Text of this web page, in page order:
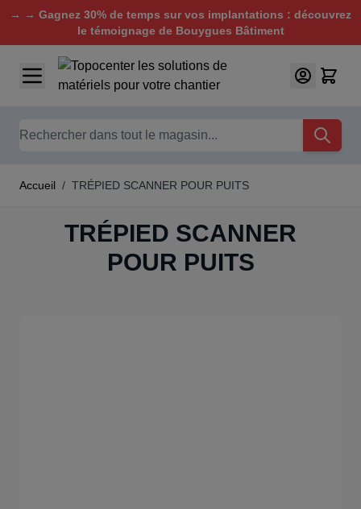
→ → Gagnez 30% de temps sur vos implantations : découvrez
le témoignage de Bouygues Bâtiment
Aller au contenu
Chercher
Accueil / TRÉPIED SCANNER POUR PUITS
TRÉPIED SCANNER
POUR PUITS